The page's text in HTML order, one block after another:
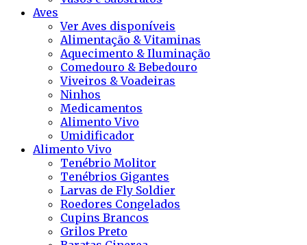
Aves
Ver Aves disponíveis
Alimentação & Vitaminas
Aquecimento & Iluminação
Comedouro & Bebedouro
Viveiros & Voadeiras
Ninhos
Medicamentos
Alimento Vivo
Umidificador
Alimento Vivo
Tenébrio Molitor
Tenébrios Gigantes
Larvas de Fly Soldier
Roedores Congelados
Cupins Brancos
Grilos Preto